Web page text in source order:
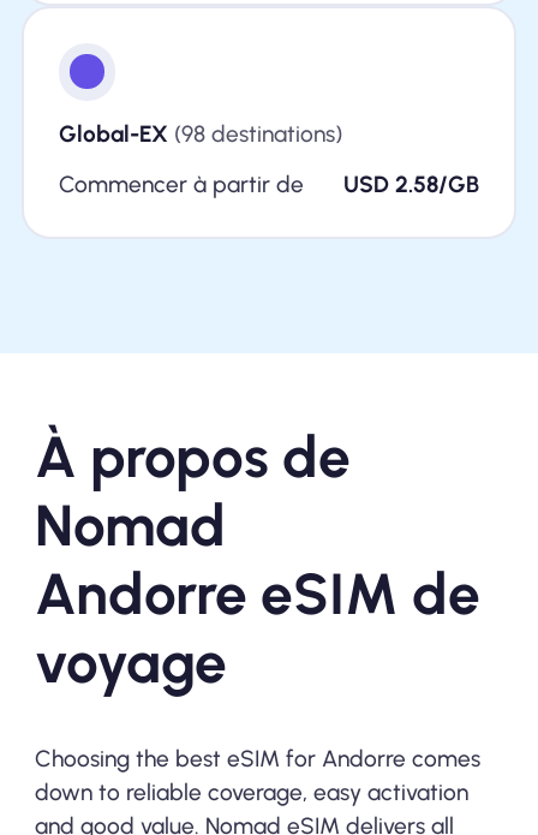
Global-EX (98 destinations)
Commencer à partir de
USD 2.58/GB
À propos de
Nomad
Andorre eSIM de
voyage
Choosing the best eSIM for Andorre comes
down to reliable coverage, easy activation
and good value. Nomad eSIM delivers all